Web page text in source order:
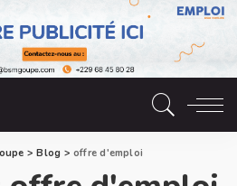
>Blog > offre d'emploi